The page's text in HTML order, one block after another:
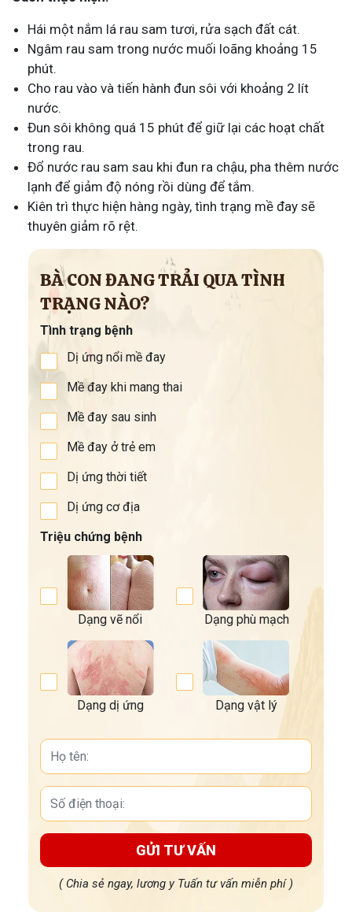
Hái một nắm lá rau sam tươi, rửa sạch đất cát.
Ngâm rau sam trong nước muối loãng khoảng 15
phút.
Cho rau vào và tiến hành đun sôi với khoảng 2 lít
nước.
Đun sôi không quá 15 phút để giữ lại các hoạt chất
trong rau.
Đổ nước rau sam sau khi đun ra chậu, pha thêm nước
lạnh để giảm độ nóng rồi dùng để tắm.
Kiên trì thực hiện hàng ngày, tình trạng mề đay sẽ
thuyên giảm rõ rệt.
BÀ CON ĐANG TRẢI QUA TÌNH
TRẠNG NÀO?
Tình trạng bệnh
Dị ứng nổi mề đay
Mề đay khi mang thai
Mề đay sau sinh
Mề đay ở trẻ em
Dị ứng thời tiết
Dị ứng cơ địa
Triệu chứng bệnh
Dạng vẽ nổi Dạng phù mạch
Dạng dị ứng Dạng vật lý
GỬI TƯ VẤN
( Chia sẻ ngay, lương y Tuấn tư vấn miễn phí )